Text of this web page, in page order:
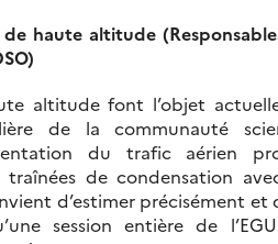
haute altitude
altitude font l’objet
de la communauté
du trafic aérien
traînées de condensation
d’estimer précisément et
session entière de